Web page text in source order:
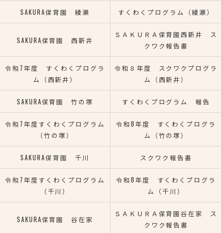
SAKURA保育園 綾瀬 すくわくプログラム（綾瀬）
SAKURA保育園 西新井
ＳＡＫＵＲＡ保育園西新井 ス
クワク報告書
令和7年度 すくわくプログラ
ム（西新井）
令和８年度 スクワクプログラ
ム（西新井）
SAKURA保育園 竹の塚 すくわくプログラム 報告
令和7年度すくわくプログラム
（竹の塚）
令和8年度 すくわくプログラ
ム（竹の塚）
SAKURA保育園 千川 スクワク報告書
令和7年度すくわくプログラム
（千川）
令和8年度 すくわくプログラ
ム（千川）
SAKURA保育園 谷在家
ＳＡＫＵＲＡ保育園谷在家 ス
クワク報告書